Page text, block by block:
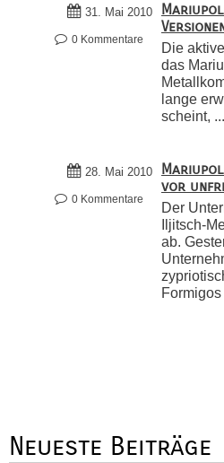
31. Mai 2010
0 Kommentare
Die
das
lange
scheint, ...
28. Mai 2010
0 Kommentare
vor
Der
Iljitsch-
ab.
Neueste Beiträge